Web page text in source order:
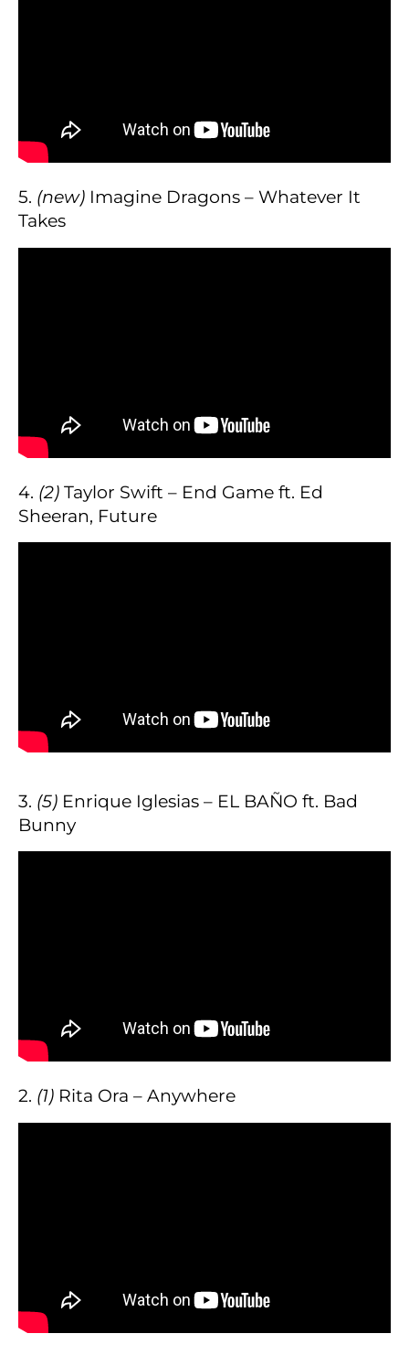
5. (new) Imagine Dragons – Whatever It
Takes
4. (2) Taylor Swift – End Game ft. Ed
Sheeran, Future
3. (5) Enrique Iglesias – EL BAÑO ft. Bad
Bunny
2. (1) Rita Ora – Anywhere